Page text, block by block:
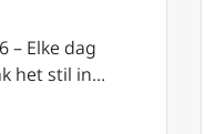
– Elke dag
het stil in…